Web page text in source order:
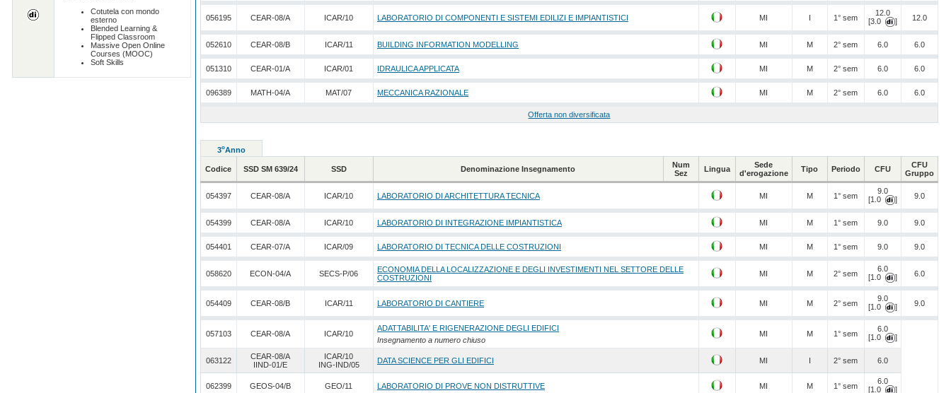
Cotutela con mondo
esterno
Blended Learning &
Flipped Classroom
Massive Open Online
Courses (MOOC)
Soft Skills
056195 CEAR-08/A ICAR/10 LABORATORIO DI COMPONENTI E SISTEMI EDILIZI E IMPIANTISTICI MI I 1° sem
12.0
[3.0
] 12.0
052610 CEAR-08/B ICAR/11 BUILDING INFORMATION MODELLING MI M 2° sem 6.0 6.0
051310 CEAR-01/A ICAR/01 IDRAULICA APPLICATA MI M 2° sem 6.0 6.0
096389 MATH-04/A MAT/07 MECCANICA RAZIONALE MI M 2° sem 6.0 6.0
Offerta non diversificata
3oAnno
Codice SSD SM 639/24 SSD Denominazione Insegnamento
Num
Sez
Lingua
Sede
d'erogazione
Tipo Periodo CFU
CFU
Gruppo
054397 CEAR-08/A ICAR/10 LABORATORIO DI ARCHITETTURA TECNICA MI M 1° sem
9.0
[1.0
] 9.0
054399 CEAR-08/A ICAR/10 LABORATORIO DI INTEGRAZIONE IMPIANTISTICA MI M 1° sem 9.0 9.0
054401 CEAR-07/A ICAR/09 LABORATORIO DI TECNICA DELLE COSTRUZIONI MI M 1° sem 9.0 9.0
058620 ECON-04/A SECS-P/06
ECONOMIA DELLA LOCALIZZAZIONE E DEGLI INVESTIMENTI NEL SETTORE DELLE
COSTRUZIONI
MI M 2° sem
6.0
[1.0
] 6.0
054409 CEAR-08/B ICAR/11 LABORATORIO DI CANTIERE MI M 2° sem
9.0
[1.0
] 9.0
057103 CEAR-08/A ICAR/10
ADATTABILITA' E RIGENERAZIONE DEGLI EDIFICI
Insegnamento a numero chiuso
MI M 1° sem
6.0
[1.0
]
063122
CEAR-08/A
IIND-01/E
ICAR/10
ING-IND/05
DATA SCIENCE PER GLI EDIFICI MI I 2° sem 6.0
062399 GEOS-04/B GEO/11 LABORATORIO DI PROVE NON DISTRUTTIVE MI M 1° sem
6.0
[1.0
]